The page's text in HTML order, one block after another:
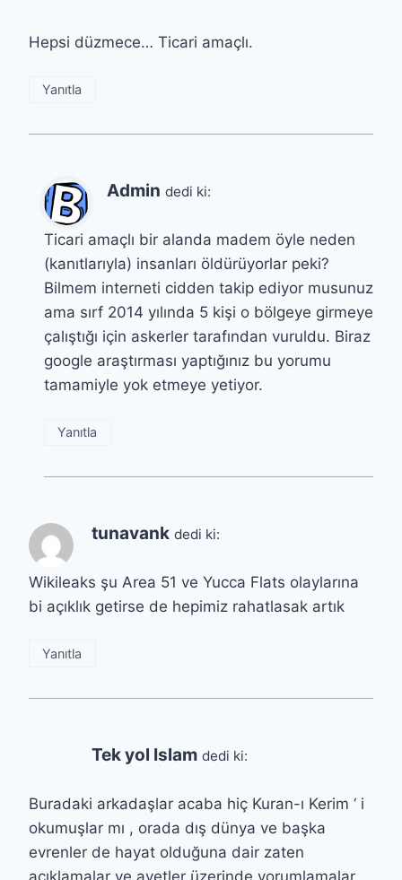
Hepsi düzmece… Ticari amaçlı.
Yanıtla
Admin dedi ki:
Ticari amaçlı bir alanda madem öyle neden
(kanıtlarıyla) insanları öldürüyorlar peki?
Bilmem interneti cidden takip ediyor musunuz
ama sırf 2014 yılında 5 kişi o bölgeye girmeye
çalıştığı için askerler tarafından vuruldu. Biraz
google araştırması yaptığınız bu yorumu
tamamiyle yok etmeye yetiyor.
Yanıtla
tunavank dedi ki:
Wikileaks şu Area 51 ve Yucca Flats olaylarına
bi açıklık getirse de hepimiz rahatlasak artık
Yanıtla
Tek yol Islam dedi ki:
Buradaki arkadaşlar acaba hiç Kuran-ı Kerim ‘ i
okumuşlar mı , orada dış dünya ve başka
evrenler de hayat olduğuna dair zaten
açıklamalar ve ayetler üzerinde yorumlamalar